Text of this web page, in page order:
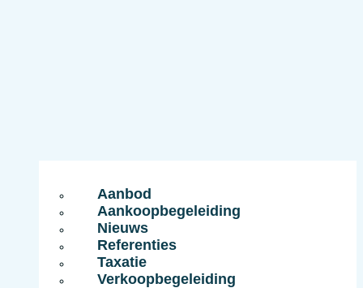
Aanbod
Aankoopbegeleiding
Nieuws
Referenties
Taxatie
Verkoopbegeleiding